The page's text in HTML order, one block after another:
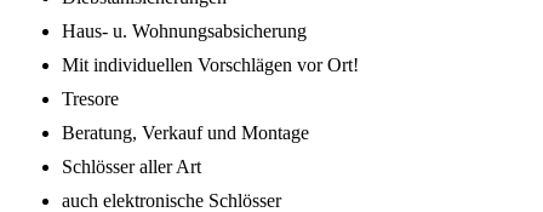
Haus- u. Wohnungsabsicherung
Mit individuellen Vorschlägen vor Ort!
Tresore
Beratung, Verkauf und Montage
Schlösser aller Art
auch elektronische Schlösser